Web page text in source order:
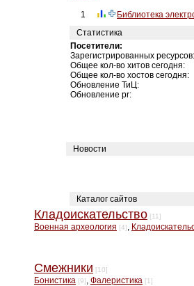
1
Библиотека
Статистика
Посетители:
Зарегистрированных ресурсов:
Общее кол-во хитов сегодня:
Общее кол-во хостов сегодня:
Обновление ТиЦ:
Обновление pr:
Новости
Каталог сайтов
Кладоискательство [11]
Военная археология [4],
Смежники [10]
Бонистика [9], Фалеристика [1]